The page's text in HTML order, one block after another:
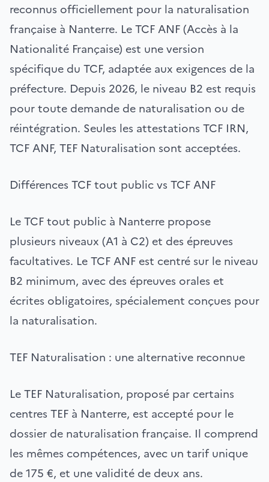
reconnus officiellement pour la naturalisation
française à Nanterre. Le TCF ANF (Accès à la
Nationalité Française) est une version
spécifique du TCF, adaptée aux exigences de la
préfecture. Depuis 2026, le niveau B2 est requis
pour toute demande de naturalisation ou de
réintégration. Seules les attestations TCF IRN,
TCF ANF, TEF Naturalisation sont acceptées.
Différences TCF tout public vs TCF ANF
Le TCF tout public à Nanterre propose
plusieurs niveaux (A1 à C2) et des épreuves
facultatives. Le TCF ANF est centré sur le niveau
B2 minimum, avec des épreuves orales et
écrites obligatoires, spécialement conçues pour
la naturalisation.
TEF Naturalisation : une alternative reconnue
Le TEF Naturalisation, proposé par certains
centres TEF à Nanterre, est accepté pour le
dossier de naturalisation française. Il comprend
les mêmes compétences, avec un tarif unique
de 175 €, et une validité de deux ans.